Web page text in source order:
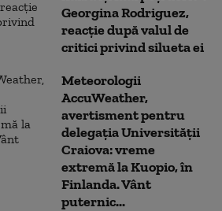
Georgina Rodriguez,
reacție după valul de
critici privind silueta ei
Meteorologii
AccuWeather,
avertisment pentru
delegația Universității
Craiova: vreme
extremă la Kuopio, în
Finlanda. Vânt
puternic...